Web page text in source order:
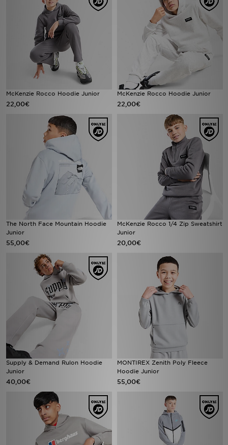
McKenzie Rocco Hoodie Junior
22,00€
McKenzie Rocco Hoodie Junior
22,00€
The North Face Mountain Hoodie
Junior
55,00€
McKenzie Rocco 1/4 Zip Sweatshirt
Junior
20,00€
Supply & Demand Rulon Hoodie
Junior
40,00€
MONTIREX Zenith Poly Fleece
Hoodie Junior
55,00€